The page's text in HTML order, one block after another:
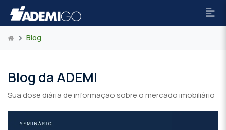
Blog
Blog da ADEMI
Sua dose diária de informação sobre o mercado imobiliário